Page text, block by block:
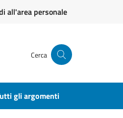
all'area personale
Cerca
gli argomenti